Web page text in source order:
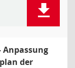
Anpassung
der